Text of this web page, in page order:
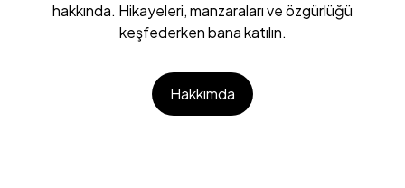
hakkında. Hikayeleri, manzaraları ve özgürlüğü
keşfederken bana katılın.
Hakkımda